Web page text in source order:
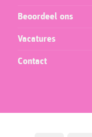
Beoordeel ons
Vacatures
Contact